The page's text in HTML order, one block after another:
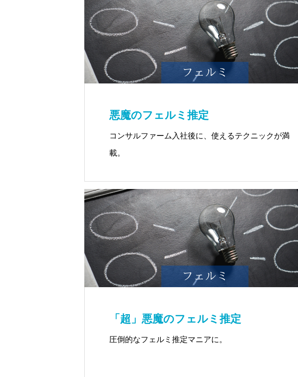
悪魔のフェルミ推定
コンサルファーム入社後に、使えるテクニックが満
載。
「超」悪魔のフェルミ推定
圧倒的なフェルミ推定マニアに。